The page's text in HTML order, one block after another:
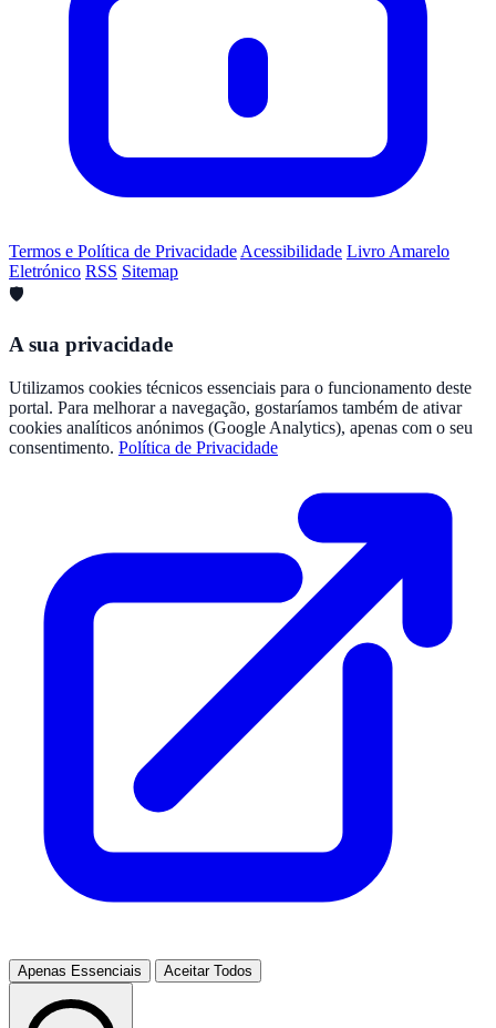
Termos e Política de PrivacidadeAcessibilidade Livro Amarelo
Eletrónico RSS Sitemap
🛡️
A sua privacidade
Utilizamos cookies técnicos essenciais para o funcionamento deste
portal. Para melhorar a navegação, gostaríamos também de ativar
cookies analíticos anónimos (Google Analytics), apenas com o seu
consentimento. Política de Privacidade
Apenas Essenciais Aceitar Todos